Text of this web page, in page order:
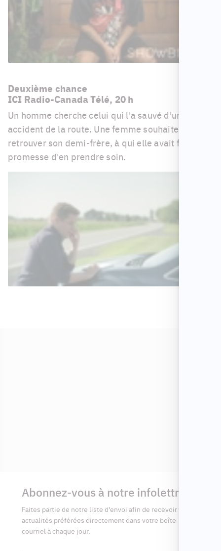
Deuxième chance
ICI Radio-Canada Télé, 20 h
Un homme cherche celui qui l'a sauvé d'un
accident de la route. Une femme souhaite
retrouver son demi-frère, à qui elle avait fait la
promesse d'en prendre soin.
complémentaires
Abonnez-vous à notre infolettre
Faites partie de notre liste d'envoi afin de recevoir vos
actualités préférées directement dans votre boîte
courriel à chaque jour.